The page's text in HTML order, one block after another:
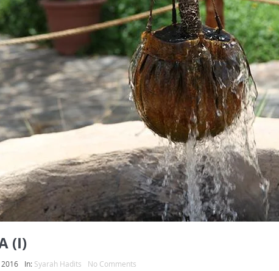
SYAR’I BAHASA CINTA KARENA ALLAH HUKUM
ZAKAT KEPADA KERABAT SENDIRI
(I)
In: Syarah Hadits No Comments